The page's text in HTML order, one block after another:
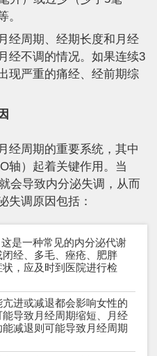
。
经周期、经期长度和月经
经不调的情况。如果连续3
现严重的痛经、经前期综
经周期的重要系统，其中
轴）起着关键作用。当
会导致内分泌失调，从而
失调原因包括：
这是一种常见的内分泌代谢
经、多毛、痤疮、肥胖
，应及时到医院进行检
亢进或减退都会影响女性的
导致月经周期缩短、月经
减退则可能导致月经周期